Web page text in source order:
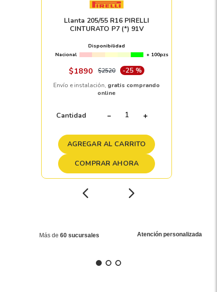
Llanta 205/55 R16 PIRELLI
CINTURATO P7 (*) 91V
Disponibilidad
Nacional
+ 100pzs
$1890 $2520 -25 %
Envío e instalación, gratis comprando
online
Cantidad ＋
－
AGREGAR AL CARRITO
COMPRAR AHORA
Más de 60 sucursales Atención personalizada